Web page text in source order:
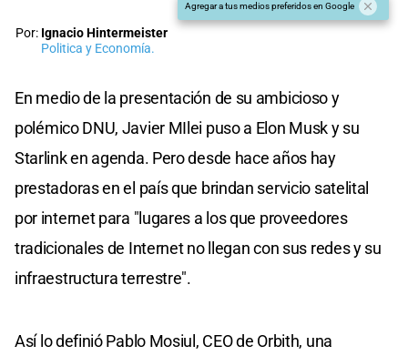
Agregar a tus medios preferidos en Google
Por: Ignacio Hintermeister
Politica y Economía.
En medio de la presentación de su ambicioso y
polémico DNU, Javier MIlei puso a Elon Musk y su
Starlink en agenda. Pero desde hace años hay
prestadoras en el país que brindan servicio satelital
por internet para "lugares a los que proveedores
tradicionales de Internet no llegan con sus redes y su
infraestructura terrestre".
Así lo definió Pablo Mosiul, CEO de Orbith, una